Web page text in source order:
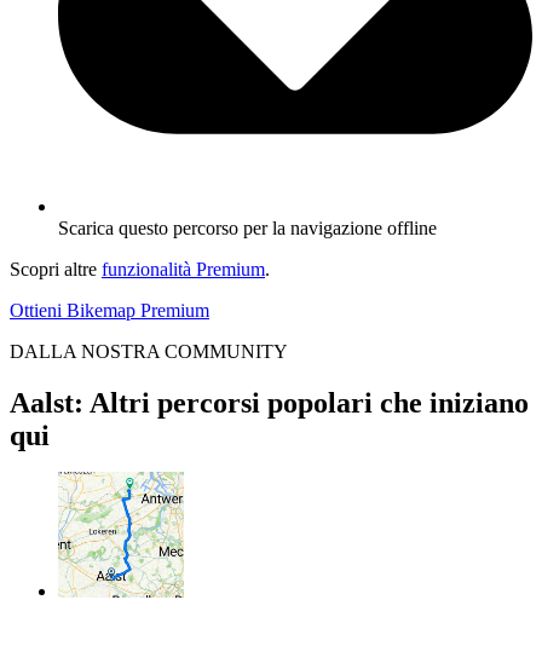
Scarica questo percorso per la navigazione offline
Scopri altre funzionalità Premium.
Ottieni Bikemap Premium
DALLA NOSTRA COMMUNITY
Aalst: Altri percorsi popolari che iniziano
qui